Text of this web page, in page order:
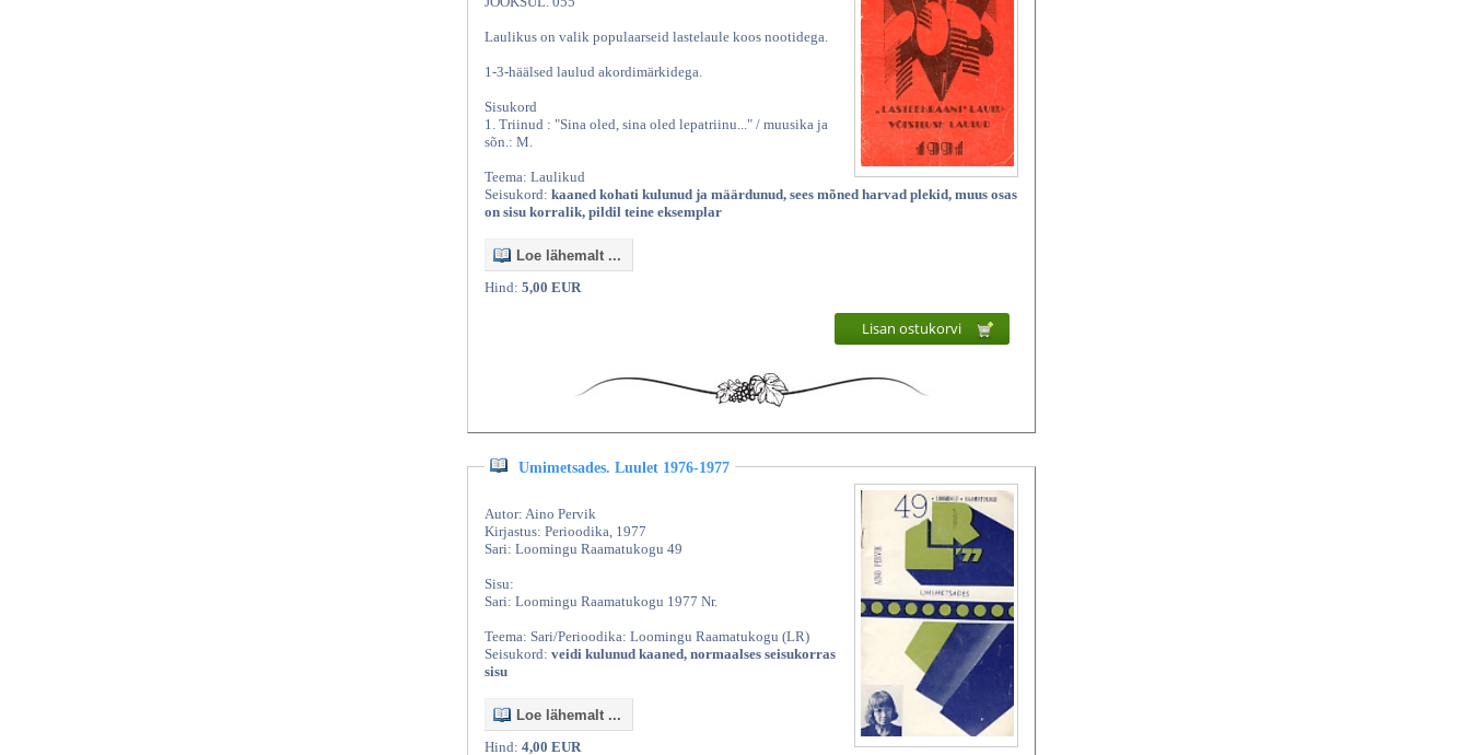
Laulikus on valik populaarseid lastelaule koos nootidega.
1-3-häälsed laulud akordimärkidega.
Sisukord
1. Triinud : "Sina oled, sina oled lepatriinu..." / muusika ja
sõn.: M.
Teema: Laulikud
Seisukord: kaaned kohati kulunud ja määrdunud, sees mõned harvad plekid, muus osas
on sisu korralik, pildil teine eksemplar
Loe lähemalt ...
Hind: 5,00 EUR
Lisan ostukorvi
Umimetsades. Luulet 1976-1977
Autor: Aino Pervik
Kirjastus: Perioodika, 1977
Sari: Loomingu Raamatukogu 49
Sisu:
Sari: Loomingu Raamatukogu 1977 Nr.
Teema: Sari/Perioodika: Loomingu Raamatukogu (LR)
Seisukord: veidi kulunud kaaned, normaalses seisukorras
sisu
Loe lähemalt ...
Hind: 4,00 EUR